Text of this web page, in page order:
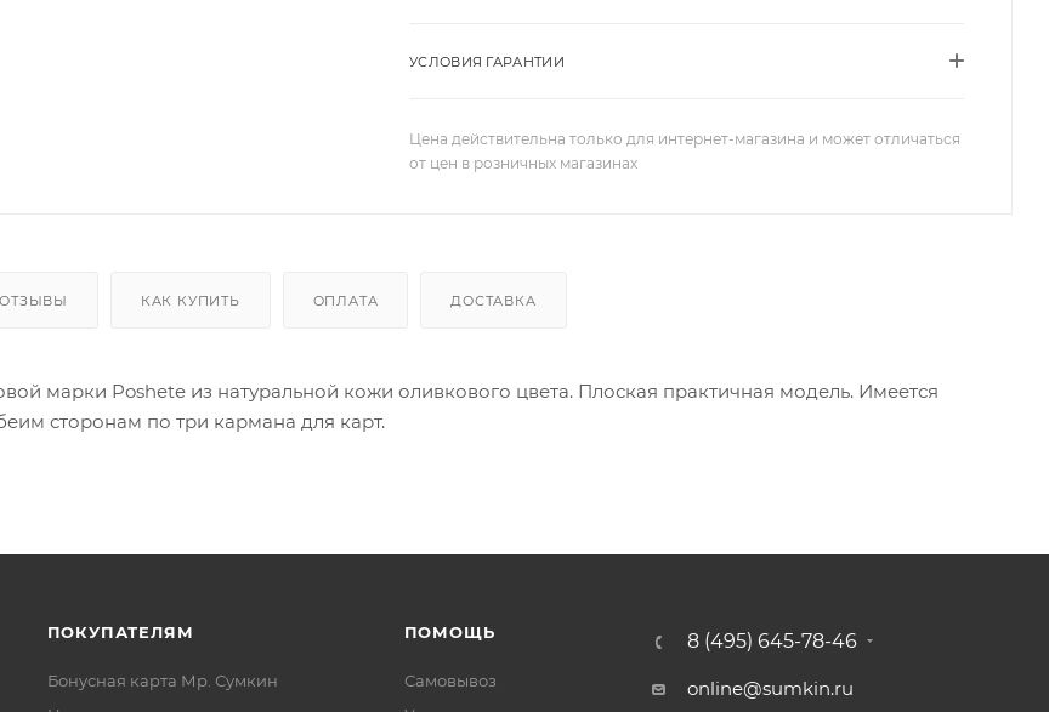
УСЛОВИЯ ГАРАНТИИ
Цена действительна только для интернет-магазина и может отличаться
от цен в розничных магазинах
ОТЗЫВЫ КАК КУПИТЬ ОПЛАТА ДОСТАВКА
марки Poshete из натуральной кожи оливкового цвета. Плоская практичная модель. Имеется
сторонам по три кармана для карт.
ПОКУПАТЕЛЯМ
Бонусная карта Мр. Сумкин
ПОМОЩЬ
Самовывоз
8 (495) 645-78-46
online@sumkin.ru